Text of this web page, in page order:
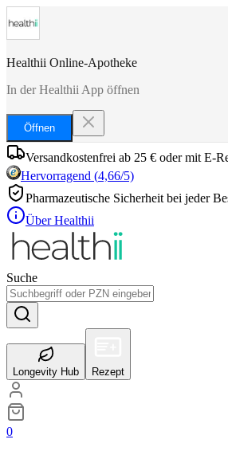
Healthii Online-Apotheke
In der Healthii App öffnen
Öffnen
Versandkostenfrei ab 25 € oder mit E-
Hervorragend (4,66/5)
Pharmazeutische Sicherheit bei jeder
Über Healthii
Suche
Longevity Hub Rezept
0